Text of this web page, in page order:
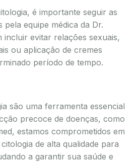
é importante seguir as
equipe médica da Dr.
incluir evitar relações sexuais,
ou aplicação de cremes
período de tempo.
são uma ferramenta essencial
precoce de doenças, como
estamos comprometidos em
de alta qualidade para
a garantir sua saúde e